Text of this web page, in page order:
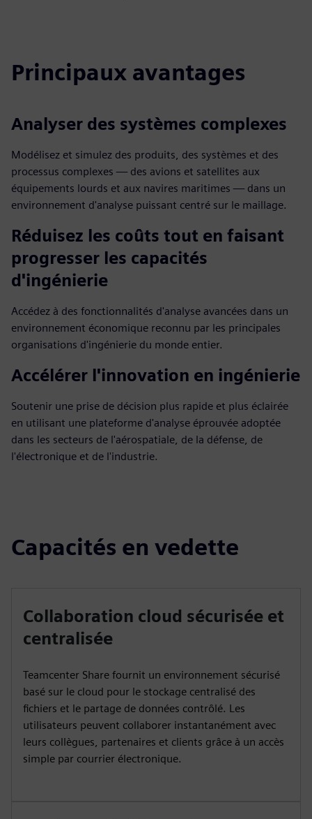
Principaux avantages
Analyser des systèmes complexes
Modélisez et simulez des produits, des systèmes et des
processus complexes — des avions et satellites aux
équipements lourds et aux navires maritimes — dans un
environnement d'analyse puissant centré sur le maillage.
Réduisez les coûts tout en faisant
progresser les capacités
d'ingénierie
Accédez à des fonctionnalités d'analyse avancées dans un
environnement économique reconnu par les principales
organisations d'ingénierie du monde entier.
Accélérer l'innovation en ingénierie
Soutenir une prise de décision plus rapide et plus éclairée
en utilisant une plateforme d'analyse éprouvée adoptée
dans les secteurs de l'aérospatiale, de la défense, de
l'électronique et de l'industrie.
Capacités en vedette
Collaboration cloud sécurisée et
centralisée
Teamcenter Share fournit un environnement sécurisé
basé sur le cloud pour le stockage centralisé des
fichiers et le partage de données contrôlé. Les
utilisateurs peuvent collaborer instantanément avec
leurs collègues, partenaires et clients grâce à un accès
simple par courrier électronique.